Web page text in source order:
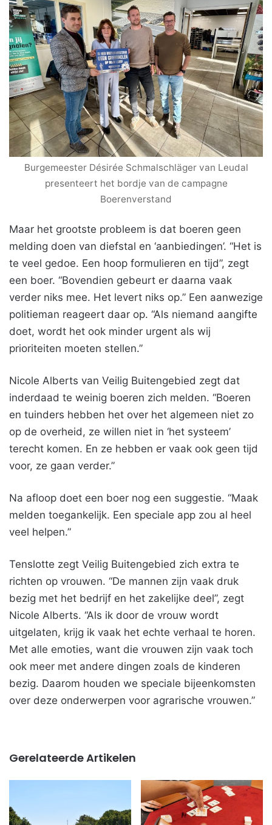
Burgemeester Désirée Schmalschläger van Leudal
presenteert het bordje van de campagne
Boerenverstand
Maar het grootste probleem is dat boeren geen
melding doen van diefstal en ‘aanbiedingen’. “Het is
te veel gedoe. Een hoop formulieren en tijd”, zegt
een boer. “Bovendien gebeurt er daarna vaak
verder niks mee. Het levert niks op.” Een aanwezige
politieman reageert daar op. “Als niemand aangifte
doet, wordt het ook minder urgent als wij
prioriteiten moeten stellen.”
Nicole Alberts van Veilig Buitengebied zegt dat
inderdaad te weinig boeren zich melden. “Boeren
en tuinders hebben het over het algemeen niet zo
op de overheid, ze willen niet in ‘het systeem’
terecht komen. En ze hebben er vaak ook geen tijd
voor, ze gaan verder.”
Na afloop doet een boer nog een suggestie. “Maak
melden toegankelijk. Een speciale app zou al heel
veel helpen.”
Tenslotte zegt Veilig Buitengebied zich extra te
richten op vrouwen. “De mannen zijn vaak druk
bezig met het bedrijf en het zakelijke deel”, zegt
Nicole Alberts. “Als ik door de vrouw wordt
uitgelaten, krijg ik vaak het echte verhaal te horen.
Met alle emoties, want die vrouwen zijn vaak toch
ook meer met andere dingen zoals de kinderen
bezig. Daarom houden we speciale bijeenkomsten
over deze onderwerpen voor agrarische vrouwen.”
Gerelateerde Artikelen